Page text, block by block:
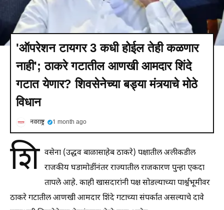
'ऑपरेशन टायगर 3 कधी होईल तेही कळणार
नाही'; ठाकरे गटातील आणखी आमदार शिंदे
गटात येणार? शिवसेनेच्या बड्या मंत्र्याचे मोठे
विधान
नवराष्ट्र 1 month ago
शि वसेना (उद्धव बाळासाहेब ठाकरे) पक्षातील अलीकडील
राजकीय घडामोडींनंतर राज्यातील राजकारण पुन्हा एकदा
तापले आहे. काही खासदारांनी पक्ष सोडल्याच्या पार्श्वभूमीवर
ठाकरे गटातील आणखी आमदार शिंदे गटाच्या संपर्कात असल्याचे दावे